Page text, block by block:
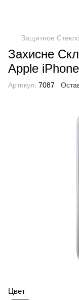
Защитное
Захисне
Apple
Артикул: 7087
Цвет